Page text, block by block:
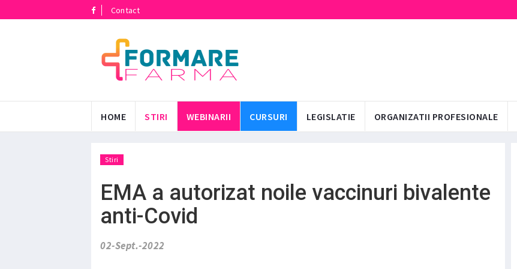
Contact
HOME STIRI WEBINARII CURSURI LEGISLATIE ORGANIZATII PROFESIONALE
Stiri
EMA a autorizat noile vaccinuri bivalente
anti-Covid
02-Sept.-2022